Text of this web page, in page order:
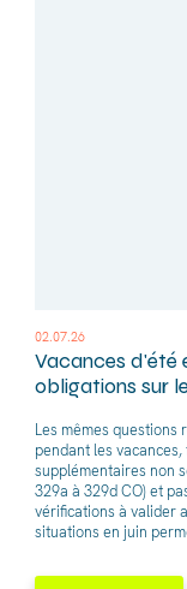
02.07.26
Vacances d'été
obligations sur
Les mêmes questions
pendant les
supplémentaires non
329a à 329d CO) et
vérifications à valider
situations en juin